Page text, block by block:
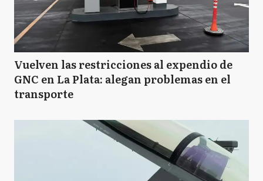
Vuelven las restricciones al expendio de
GNC en La Plata: alegan problemas en el
transporte